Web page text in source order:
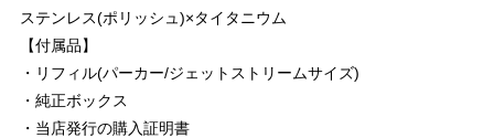
ステンレス(ポリッシュ)×タイタニウム
【付属品】
・リフィル(パーカー/ジェットストリームサイズ)
・純正ボックス
・当店発行の購入証明書